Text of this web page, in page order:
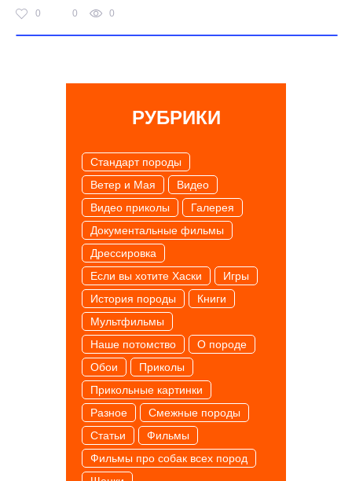
0 0 0
РУБРИКИ
Cтандарт породы
Ветер и Мая
Видео
Видео приколы
Галерея
Документальные фильмы
Дрессировка
Если вы хотите Хаски
Игры
История породы
Книги
Мультфильмы
Наше потомство
О породе
Обои
Приколы
Прикольные картинки
Разное
Смежные породы
Статьи
Фильмы
Фильмы про собак всех пород